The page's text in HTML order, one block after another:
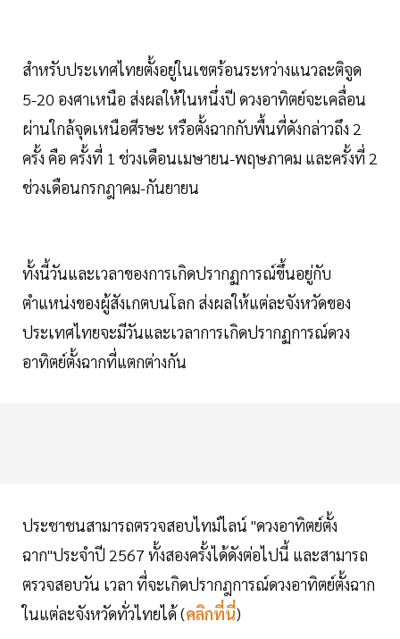
สำหรับประเทศไทยตั้งอยู่ในเขตร้อนระหว่างแนวละติจูด
5-20 องศาเหนือ ส่งผลให้ในหนึ่งปี ดวงอาทิตย์จะเคลื่อน
ผ่านใกล้จุดเหนือศีรษะ หรือตั้งฉากกับพื้นที่ดังกล่าวถึง 2
ครั้ง คือ ครั้งที่ 1 ช่วงเดือนเมษายน-พฤษภาคม และครั้งที่ 2
ช่วงเดือนกรกฎาคม-กันยายน
ทั้งนี้วันและเวลาของการเกิดปรากฏการณ์ขึ้นอยู่กับ
ตำแหน่งของผู้สังเกตบนโลก ส่งผลให้แต่ละจังหวัดของ
ประเทศไทยจะมีวันและเวลาการเกิดปรากฏการณ์ดวง
อาทิตย์ตั้งฉากที่แตกต่างกัน
ประชาชนสามารถตรวจสอบไทม์ไลน์ "ดวงอาทิตย์ตั้ง
ฉาก"ประจำปี 2567 ทั้งสองครั้งได้ดังต่อไปนี้ และสามารถ
ตรวจสอบวัน เวลา ที่จะเกิดปรากฎการณ์ดวงอาทิตย์ตั้งฉาก
ในแต่ละจังหวัดทั่วไทยได้ (คลิกที่นี่)